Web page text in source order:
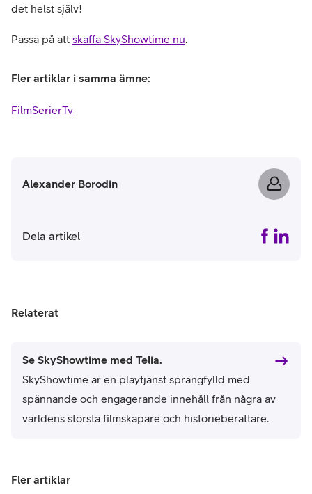
det helst själv!
Passa på att skaffa SkyShowtime nu
Fler artiklar i samma ämne:
FilmSerierTv
Alexander Borodin
Dela artikel
Relaterat
Se SkyShowtime med Telia.
SkyShowtime är en playtjänst sprängfylld med
spännande och engagerande innehåll från några av
världens största filmskapare och historieberättare.
Fler artiklar